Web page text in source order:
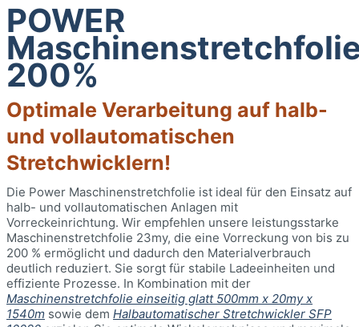
POWER
200%
Optimale Verarbeitung auf halb-
und vollautomatischen
Stretchwicklern!
Die Power Maschinenstretchfolie ist ideal für den Einsatz auf
halb- und vollautomatischen Anlagen mit
Vorreckeinrichtung. Wir empfehlen unsere leistungsstarke
Maschinenstretchfolie 23my, die eine Vorreckung von bis zu
200 % ermöglicht und dadurch den Materialverbrauch
deutlich reduziert. Sie sorgt für stabile Ladeeinheiten und
effiziente Prozesse. In Kombination mit der
Maschinenstretchfolie einseitig glatt 500mm x 20my x
1540m sowie dem Halbautomatischer Stretchwickler SFP